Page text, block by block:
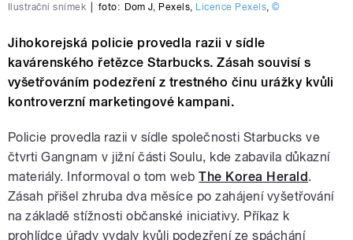
Ilustrační snímek foto: Dom J ,Pexels Licence Pexels ©
Jihokorejská policie provedla razii v sídle
kavárenského řetězce Starbucks. Zásah souvisí s
vyšetřováním podezření z trestného činu urážky kvůli
kontroverzní marketingové kampani.
Policie provedla razii v sídle společnosti Starbucks ve
čtvrti Gangnam v jižní části Soulu, kde zabavila důkazní
materiály. Informoval o tom webThe Korea Herald.
Zásah přišel zhruba dva měsíce po zahájení vyšetřování
na základě stížnosti občanské iniciativy. Příkaz k
prohlídce úřady vydaly kvůli podezření ze spáchání